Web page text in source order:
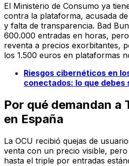
El Ministerio de Consumo ya
contra la plataforma, acusada
y falta de transparencia. Bad
600.000 entradas en horas,
reventa a precios exorbitantes,
los 1.500 euros en plataformas
Riesgos cibernéticos en
conectados: lo que debes
Por qué demandan a
en España
La OCU recibió quejas de
venta con un precio visible,
hasta el triple por entradas